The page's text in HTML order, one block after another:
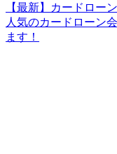
【最新】カードロー
人気のカードローン
ます！